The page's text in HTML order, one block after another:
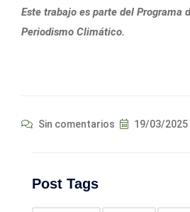
Este trabajo es parte del Programa
Periodismo Climático.
Sin comentarios 19/03/2025
Post Tags